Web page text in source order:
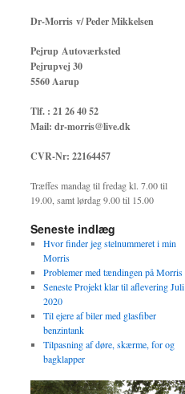
Dr-Morris v/ Peder Mikkelsen
Pejrup Autoværksted
Pejrupvej 30
5560 Aarup
Tlf. : 21 26 40 52
Mail: dr-morris@live.dk
CVR-Nr: 22164457
Træffes mandag til fredag kl. 7.00 til
19.00, samt lørdag 9.00 til 15.00
Seneste indlæg
Hvor finder jeg stelnummeret i min
Morris
Problemer med tændingen på Morris
Seneste Projekt klar til aflevering Juli
2020
Til ejere af biler med glasfiber
benzintank
Tilpasning af døre, skærme, for og
bagklapper